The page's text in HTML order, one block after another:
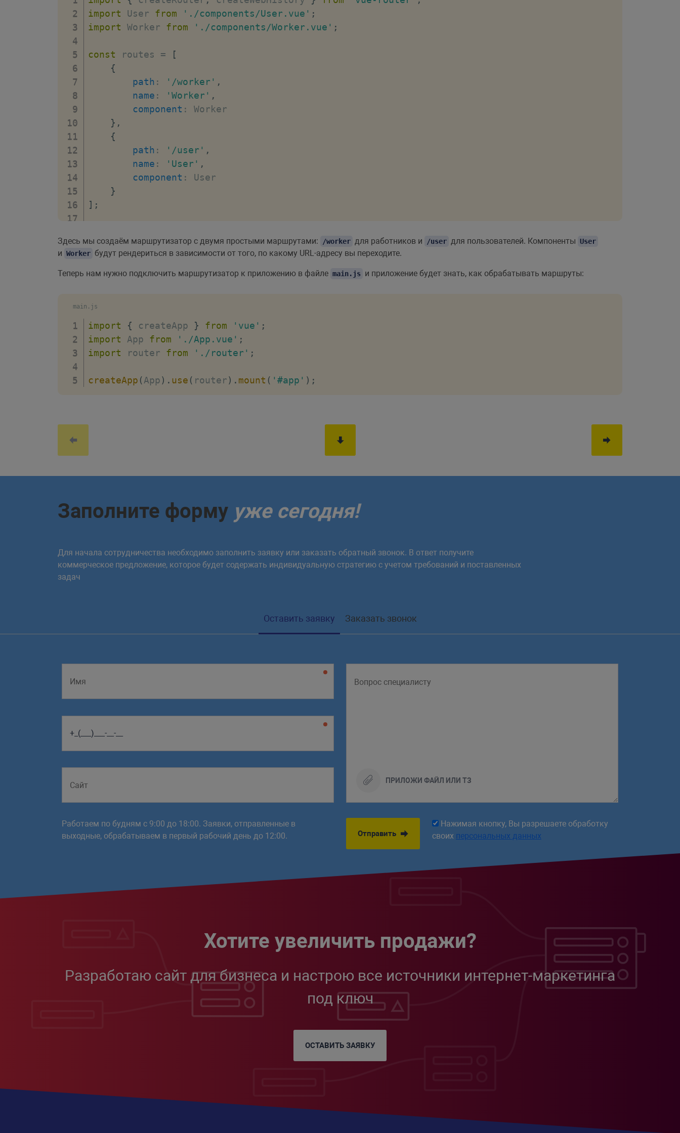
import User from './components/User.vue' ;
import Worker from './components/Worker.vue' ;
const routes =
[
{
path : '/worker' ,
name : 'Worker' ,
component :
Worker
} ,
{
path : '/user' ,
name : 'User' ,
component :
User
}
] ;
history: createWebHistory(),
});
Здесь мы создаём маршрутизатор с двумя простыми маршрутами: /worker для работников и /user для пользователей. Компоненты User
и Worker будут рендериться в зависимости от того, по какому URL-адресу вы переходите.
Теперь нам нужно подключить маршрутизатор к приложению в файле main.js и приложение будет знать, как обрабатывать маршруты:
main.js
import { createApp } from 'vue' ;
import App from './App.vue' ;
import router from './router' ;
createApp (App) . use ( router) . mount ( '#app' ) ;
Заполните форму уже сегодня!
Для начала сотрудничества необходимо заполнить заявку или заказать обратный звонок. В ответ получите
коммерческое предложение, которое будет содержать индивидуальную стратегию с учетом требований и поставленных
задач
Оставить заявку Заказать звонок
ПРИЛОЖИ ФАЙЛ ИЛИ ТЗ
Работаем по будням с 9:00 до 18:00. Заявки, отправленные в
выходные, обрабатываем в первый рабочий день до 12:00.
Отправить
Нажимая кнопку, Вы разрешаете обработку
своих персональных данных
Хотите увеличить продажи?
Разработаю сайт для бизнеса и настрою все источники интернет-маркетинга
под ключ
ОСТАВИТЬ ЗАЯВКУ